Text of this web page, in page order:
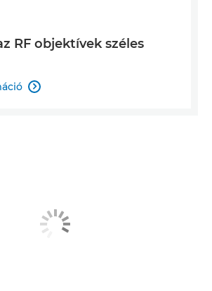
RF objektívek széles
